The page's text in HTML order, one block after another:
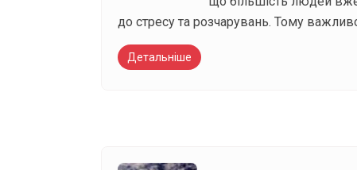
до стресу та розчарувань. Тому
Детальніше